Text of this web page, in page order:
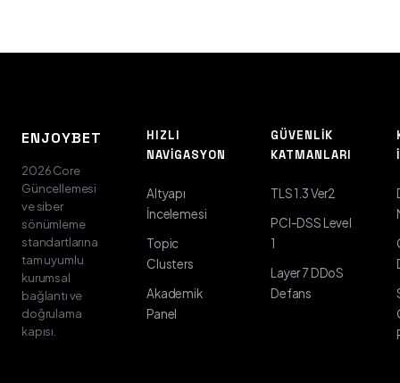
ENJOYBET
2026 Core
Güncellemesi
ve siber
sönümleme
standartlarına
tam uyumlu
kurumsal
bağlantı ve
doğrulama
kapısı.
HIZLI
NAVIGASYON
Altyapı
İncelemesi
Topic
Clusters
Akademik
Panel
GÜVENLIK
KATMANLARI
TLS 1.3 Ver2
PCI-DSS Level
1
Layer 7 DDoS
Defans